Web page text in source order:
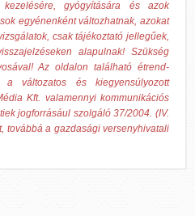
gyógyítására és azok
egyénenként változhatnak, azokat
csak tájékoztató jellegűek,
alapulnak! Szükség
Az oldalon található étrend-
a változatos és kiegyensúlyozott
Kft. valamennyi kommunikációs
jogforrásául szolgáló 37/2004. (IV.
továbbá a gazdasági versenyhivatali